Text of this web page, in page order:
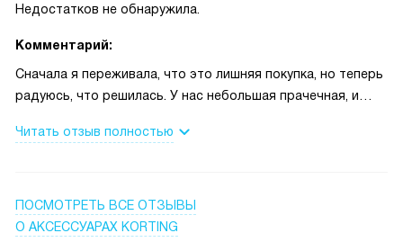
Недостатков не обнаружила.
Комментарий:
Сначала я переживала, что это лишняя покупка, но теперь
радуюсь, что решилась. У нас небольшая прачечная, и
складываю прямо с барабана небольшие вещи, ставлю
с остальными приборами и не бросается в глаза, это
важно, когда хочется сохранить порядок и уют. Однажды
Читать отзыв полностью
ПОСМОТРЕТЬ ВСЕ ОТЗЫВЫ
О АКСЕССУАРАХ KORTING